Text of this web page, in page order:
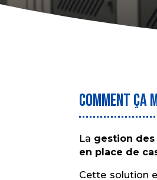
Comment ça
La gestion
en place de
Cette solution